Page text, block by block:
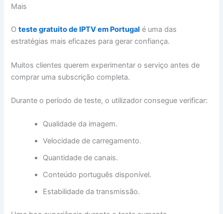
Mais
Oteste gratuito de IPTV em Portugal é uma das
estratégias mais eficazes para gerar confiança.
Muitos clientes querem experimentar o serviço antes de
comprar uma subscrição completa.
Durante o período de teste, o utilizador consegue verificar:
Qualidade da imagem.
Velocidade de carregamento.
Quantidade de canais.
Conteúdo português disponível.
Estabilidade da transmissão.